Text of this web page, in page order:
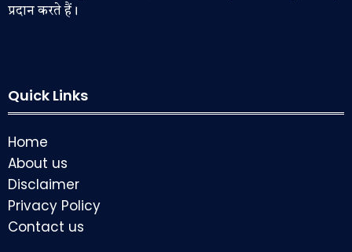
प्रदान करते हैं।
Quick Links
Home
About us
Disclaimer
Privacy Policy
Contact us